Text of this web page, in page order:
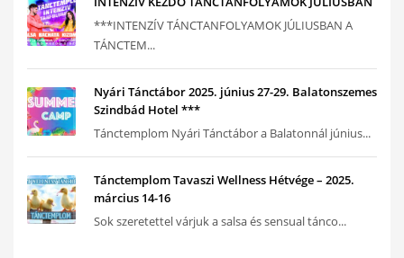
***INTENZÍV TÁNCTANFOLYAMOK JÚLIUSBAN A
TÁNCTEM...
Nyári Tánctábor 2025. június 27-29. Balatonszemes
Szindbád Hotel ***
Tánctemplom Nyári Tánctábor a Balatonnál június...
Tánctemplom Tavaszi Wellness Hétvége – 2025.
március 14-16
Sok szeretettel várjuk a salsa és sensual tánco...